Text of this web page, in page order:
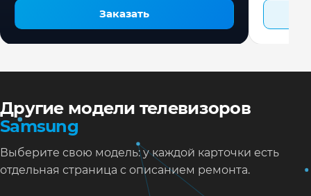
Заказать
Другие модели телевизоров
Samsung
Выберите свою модель: у каждой карточки есть
отдельная страница с описанием ремонта.